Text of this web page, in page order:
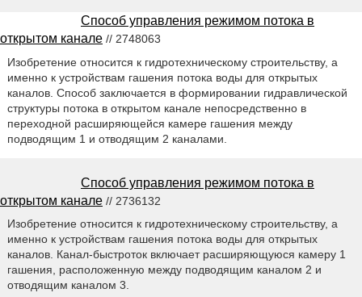
Способ управления режимом потока в
открытом канале // 2748063
Изобретение относится к гидротехническому строительству, а
именно к устройствам гашения потока воды для открытых
каналов. Способ заключается в формировании гидравлической
структуры потока в открытом канале непосредственно в
переходной расширяющейся камере гашения между
подводящим 1 и отводящим 2 каналами.
Способ управления режимом потока в
открытом канале // 2736132
Изобретение относится к гидротехническому строительству, а
именно к устройствам гашения потока воды для открытых
каналов. Канал-быстроток включает расширяющуюся камеру 1
гашения, расположенную между подводящим каналом 2 и
отводящим каналом 3.